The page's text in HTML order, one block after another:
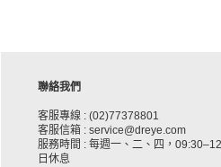
聯絡我們
客服專線 : (02)77378801
客服信箱 : service@dreye.com
服務時間 : 每週一、二、四，
日休息